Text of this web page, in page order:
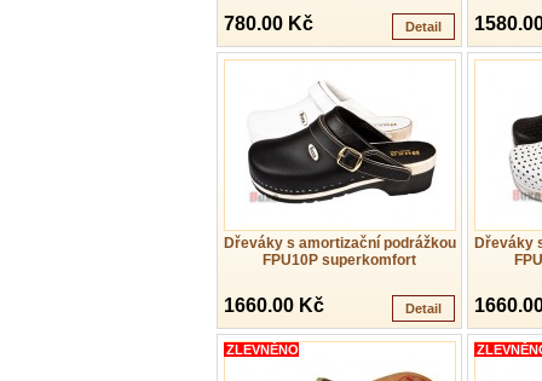
780.00 Kč Detail
Dřeváky s amortizační podrážkou
FPU10P superkomfort
1660.00 Kč Detail
Dřeváky
ZLEVNĚNO